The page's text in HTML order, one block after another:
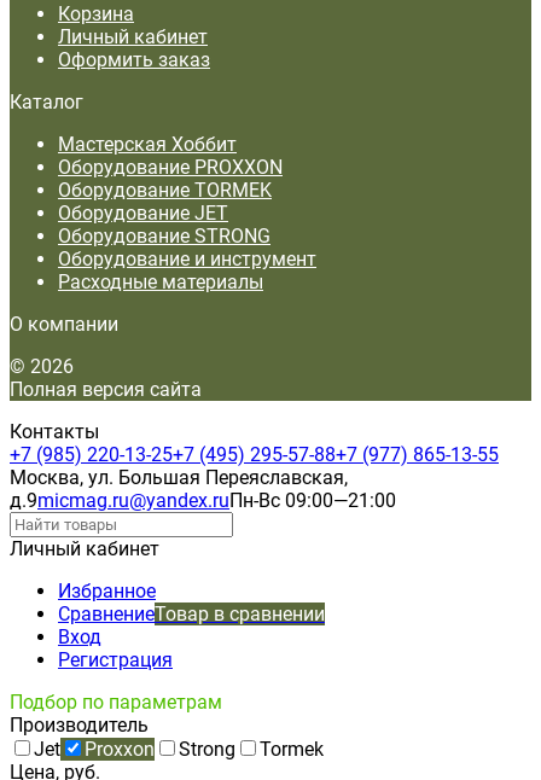
Корзина
Личный кабинет
Оформить заказ
Каталог
Мастерская Хоббит
Оборудование PROXXON
Оборудование TORMEK
Оборудование JET
Оборудование STRONG
Оборудование и инструмент
Расходные материалы
О компании
© 2026
Полная версия сайта
Контакты
+7 (985) 220-13-25+7 (495) 295-57-88+7 (977) 865-13-55
Москва, ул. Большая Переяславская,
д.9micmag.ru@yandex.ruПн-Вс 09:00—21:00
Личный кабинет
Избранное
СравнениеТовар в сравнении
Вход
Регистрация
Подбор по параметрам
Производитель
Jet
Proxxon Strong
Tormek
Цена, руб.